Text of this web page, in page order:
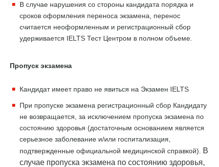
В случае нарушения со стороны кандидата порядка и
сроков оформления переноса экзамена, перенос
считается неоформленным и регистрационный сбор
удерживается IELTS Тест Центром в полном объеме.
Пропуск экзамена
Кандидат имеет право не явиться на Экзамен IELTS
При пропуске экзамена регистрационный сбор Кандидату
не возвращается, за исключением пропуска экзамена по
состоянию здоровья (достаточным основанием является
серьезное заболевание и/или госпитализация,
подтвержденные официальной медицинской справкой).
В
случае пропуска экзамена по состоянию здоровья,